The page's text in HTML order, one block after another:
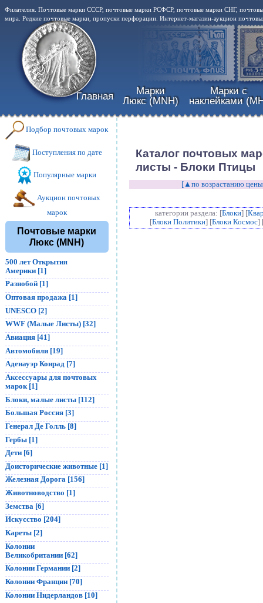
Филателия. Почтовые марки СССР, почтовые марки РСФСР, почтовые марки СНГ,
мира. Редкие почтовые марки, пропуски перфорации. Интернет-магазин-аукцион
Главная
Марки
Люкс (MNH)
Марки с
наклейками
Подбор почтовых марок
Поступления по дате
Популярные марки
Аукцион почтовых
марок
Почтовые марки
Люкс (MNH)
500 лет Открытия
Америки [1]
Разнобой [1]
Оптовая продажа [1]
UNESCO [2]
WWF (Малые Листы) [32]
Авиация [41]
Автомобили [19]
Аденауэр Конрад [7]
Аксессуары для почтовых
марок [1]
Блоки, малые листы [112]
Большая Россия [3]
Генерал Де Голль [8]
Гербы [1]
Дети [6]
Доисторические животные [1]
Железная Дорога [156]
Животноводство [1]
Земства [6]
Искусство [204]
Кареты [2]
Колонии
Великобритании [62]
Колонии Германии [2]
Колонии Франции [70]
Колонии Нидерландов [10]
Каталог почтовых
листы - Блоки Птицы
[▲по возрастанию
категории раздела: [Блоки] [
[Блоки Политики] [Блоки Космос]